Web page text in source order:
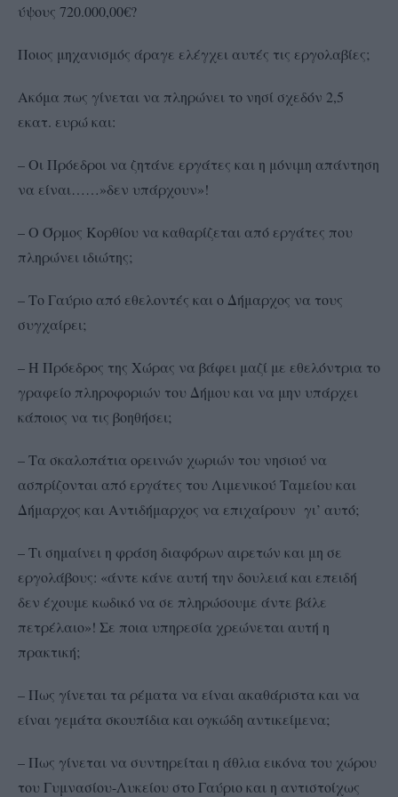
ύψους 720.000,00€?
Ποιος μηχανισμός άραγε ελέγχει αυτές τις εργολαβίες;
Ακόμα πως γίνεται να πληρώνει το νησί σχεδόν 2,5
εκατ. ευρώ και:
– Οι Πρόεδροι να ζητάνε εργάτες και η μόνιμη απάντηση
να είναι……»δεν υπάρχουν»!
– Ο Όρμος Κορθίου να καθαρίζεται από εργάτες που
πληρώνει ιδιώτης;
– Το Γαύριο από εθελοντές και ο Δήμαρχος να τους
συγχαίρει;
– Η Πρόεδρος της Χώρας να βάφει μαζί με εθελόντρια το
γραφείο πληροφοριών του Δήμου και να μην υπάρχει
κάποιος να τις βοηθήσει;
– Τα σκαλοπάτια ορεινών χωριών του νησιού να
ασπρίζονται από εργάτες του Λιμενικού Ταμείου και
Δήμαρχος και Αντιδήμαρχος να επιχαίρουν γι’ αυτό;
– Τι σημαίνει η φράση διαφόρων αιρετών και μη σε
εργολάβους: «άντε κάνε αυτή την δουλειά και επειδή
δεν έχουμε κωδικό να σε πληρώσουμε άντε βάλε
πετρέλαιο»! Σε ποια υπηρεσία χρεώνεται αυτή η
πρακτική;
– Πως γίνεται τα ρέματα να είναι ακαθάριστα και να
είναι γεμάτα σκουπίδια και ογκώδη αντικείμενα;
– Πως γίνεται να συντηρείται η άθλια εικόνα του χώρου
του Γυμνασίου-Λυκείου στο Γαύριο και η αντιστοίχως